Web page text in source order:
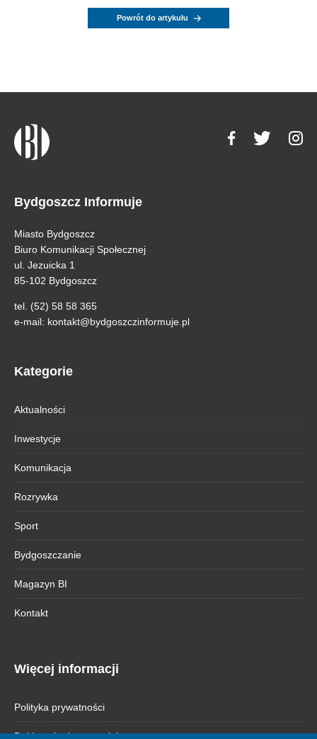
Powrót do artykułu
Bydgoszcz Informuje
Miasto Bydgoszcz
Biuro Komunikacji Społecznej
ul. Jezuicka 1
85-102 Bydgoszcz
tel. (52) 58 58 365
e-mail: kontakt@bydgoszczinformuje.pl
Kategorie
Aktualności
Inwestycje
Komunikacja
Rozrywka
Sport
Bydgoszczanie
Magazyn BI
Kontakt
Więcej informacji
Polityka prywatności
Deklaracja dostępności